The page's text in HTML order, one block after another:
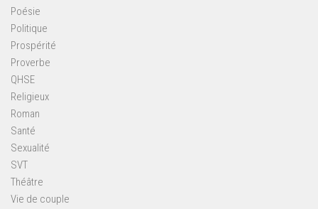
Poésie
Politique
Prospérité
Proverbe
QHSE
Religieux
Roman
Santé
Sexualité
SVT
Théâtre
Vie de couple